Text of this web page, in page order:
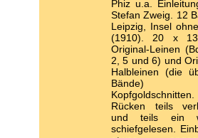
Phiz u.a.
Stefan Zweig. 12
Leipzig, Insel
(1910). 20 x
Original-Leinen
2, 5 und 6) und
Halbleinen (die
Bände)
Kopfgoldschnitten.
Rücken teils
und teils ein
schiefgelesen.